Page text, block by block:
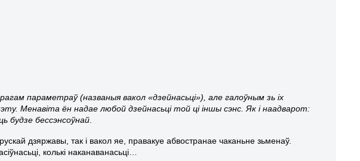
параметраў (названыя вакол «дзейнасьці»), але галоўным зь іх
Менавіта ён надае любой дзейнасьці той ці іншы сэнс. Як і наадварот:
будзе бессэнсоўнай
дзяржавы, так і вакол яе, правакуе абвостранае чаканьне зьменаў.
колькі наканаванасьці…